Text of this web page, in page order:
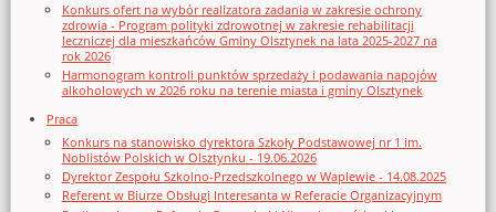
Konkurs ofert na wybór realizatora zadania w zakresie ochrony
zdrowia - Program polityki zdrowotnej w zakresie rehabilitacji
leczniczej dla mieszkańców Gminy Olsztynek na lata 2025-2027 na
rok 2026
Harmonogram kontroli punktów sprzedaży i podawania napojów
alkoholowych w 2026 roku na terenie miasta i gminy Olsztynek
Praca
Konkurs na stanowisko dyrektora Szkoły Podstawowej nr 1 im.
Noblistów Polskich w Olsztynku - 19.06.2026
Dyrektor Zespołu Szkolno-Przedszkolnego w Waplewie - 14.08.2025
Referent w Biurze Obsługi Interesanta w Referacie Organizacyjnym